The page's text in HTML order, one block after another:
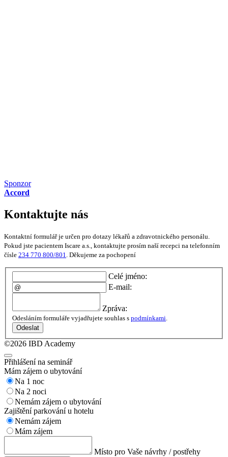
Sponzor
Accord
Kontaktujte nás
Kontaktní formulář je určen pro dotazy lékařů a zdravotnického personálu.
Pokud jste pacientem Iscare a.s., kontaktujte prosím naší recepci na telefonním
čísle 234 770 800/801. Děkujeme za pochopení
Celé jméno:
E-mail:
Zpráva:
Odesláním formuláře vyjadřujete souhlas s podmínkami
Odeslat
©2026 IBD Academy
Přihlášení na seminář
Mám zájem o ubytování
Na 1 noc
Na 2 noci
Nemám zájem o ubytování
Zajištění parkování u hotelu
Nemám zájem
Mám zájem
Místo pro Vaše návrhy / postřehy